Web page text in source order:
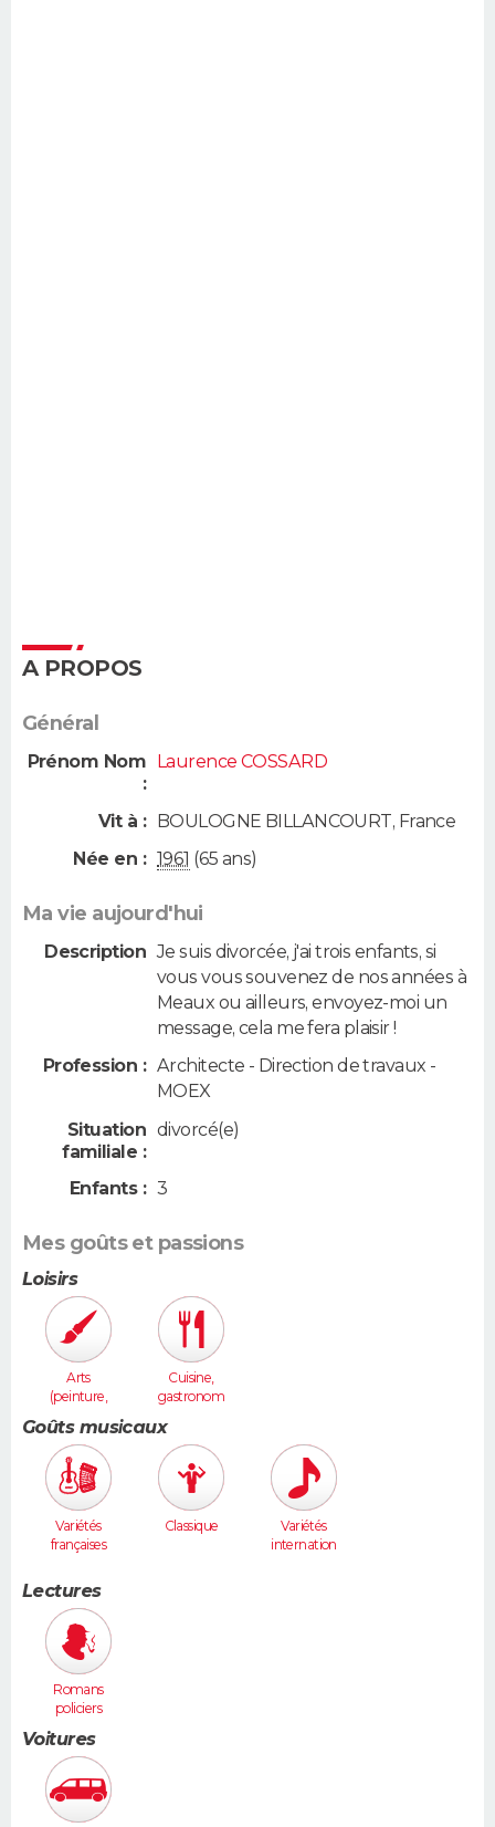
A PROPOS
Général
Prénom Nom
:
Laurence COSSARD
Vit à : BOULOGNE BILLANCOURT, France
Née en : 1961 (65 ans)
Ma vie aujourd'hui
Description Je suis divorcée, j'ai trois enfants, si
vous vous souvenez de nos années à
Meaux ou ailleurs, envoyez-moi un
message, cela me fera plaisir !
Profession : Architecte - Direction de travaux -
MOEX
Situation
familiale :
divorcé(e)
Enfants : 3
Mes goûts et passions
Loisirs
Arts
(peinture,
sculpture...
)
Cuisine,
gastronom
Goûts musicaux
Variétés
françaises
Classique
Variétés
internation
Lectures
Romans
policiers
Voitures